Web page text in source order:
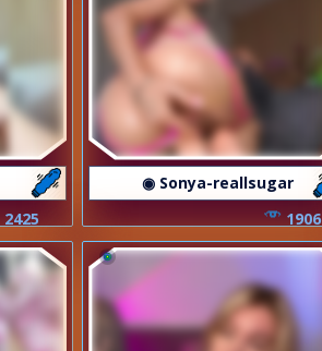
2425
◉ Sonya-reallsugar
1906